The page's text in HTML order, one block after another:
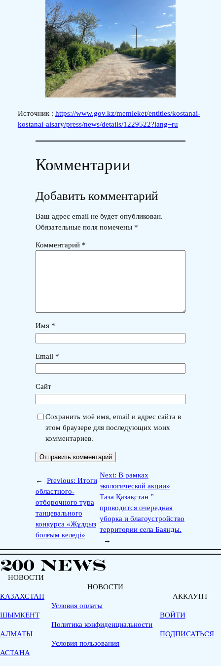
Источник : https://www.gov.kz/memleket/entities/kostanai-
kostanai-aisary/press/news/details/1229522?lang=ru
Комментарии
Добавить комментарий
Ваш адрес email не будет опубликован.
Обязательные поля помечены *
Комментарий *
Имя *
Email *
Сайт
Сохранить моё имя, email и адрес сайта в
этом браузере для последующих моих
комментариев.
← Previous: Итоги
областного-
отборочного тура
танцевального
конкурса «Жұлдыз
болғым келеді»
Next: В рамках
экологической акции»
Таза Қазақстан ”
проводится очередная
уборка и благоустройство
территории села Баянды.
→
НОВОСТИ
КАЗАХСТАН
ШЫМКЕНТ
АЛМАТЫ
АСТАНА
НОВОСТИ
Условия оплаты
Политика конфиденциальности
Условия пользования
АККАУНТ
ВОЙТИ
ПОДПИСАТЬСЯ